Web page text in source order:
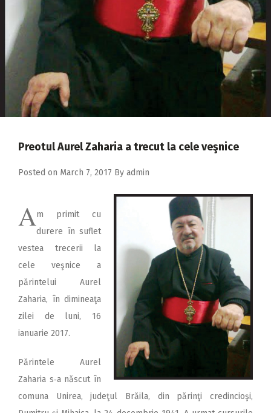
2017
2016
2014
2013
2009
Preotul Aurel Zaharia a trecut la cele veşnice
Posted on March 7, 2017 By admin
Am primit cu
durere în suflet
vestea trecerii la
cele veşnice a
părintelui Aurel
Zaharia, în dimineaţa
zilei de luni, 16
ianuarie 2017.
Părintele Aurel
Zaharia s‑a născut în
comuna Unirea, ju­deţul Brăila, din părinţi cre­dincioşi,